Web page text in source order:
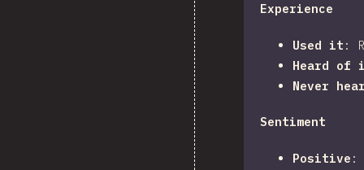
Experience
Used it :
Heard of
Never
Sentiment
Positive :